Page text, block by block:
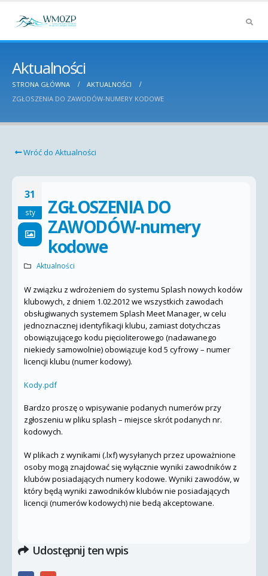
Aktualności
STRONA GŁÓWNA
AKTUALNOŚCI
ZGŁOSZENIA DO ZAWODÓW-NUMERY KODOWE
Wróć do Aktualności
31
sty
ZGŁOSZENIA DO
ZAWODÓW-numery
kodowe
Aktualności
W związku z wdrożeniem do systemu Splash nowych kodów
klubowych, z dniem 1.02.2012 we wszystkich zawodach
obsługiwanych systemem Splash Meet Manager, w celu
jednoznacznej identyfikacji klubu, zamiast dotychczas
obowiązującego kodu pięcioliterowego (nadawanego
niekiedy samowolnie) obowiązuje kod 5 cyfrowy – numer
licencji klubu (numer kodowy).
Kody.pdf
Bardzo proszę o wpisywanie podanych numerów przy
zgłoszeniu w pliku splash – miejsce skrót podanych nr.
kodowych.
W plikach z wynikami (.lxf) wysyłanych przez upoważnione
osoby mogą znajdować się wyłącznie wyniki zawodników z
klubów posiadających numery kodowe. Wyniki zawodów, w
który będą wyniki zawodników klubów nie posiadających
licencji (numerów kodowych) nie bedą akceptowane.
Udostępnij ten wpis